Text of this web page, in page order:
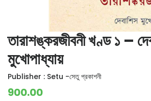
তারাশঙ্করজীবনী খণ্ড ১ –
মুখোপাধ্যায়
Publisher : Setu -সেতু প্রকাশনী
900.00